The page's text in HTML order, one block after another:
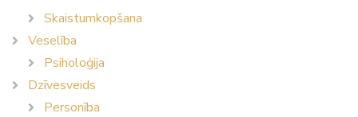
Skaistumkopšana
Veselība
Psiholoģija
Dzīvesveids
Personība